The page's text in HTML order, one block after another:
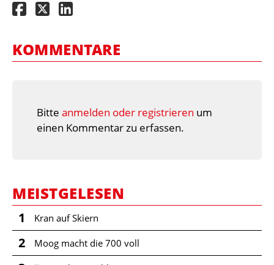
KOMMENTARE
Bitte anmelden oder registrieren um
einen Kommentar zu erfassen.
MEISTGELESEN
1 Kran auf Skiern
2 Moog macht die 700 voll